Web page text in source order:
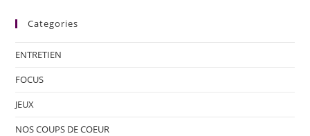
Categories
ENTRETIEN
FOCUS
JEUX
NOS COUPS DE COEUR